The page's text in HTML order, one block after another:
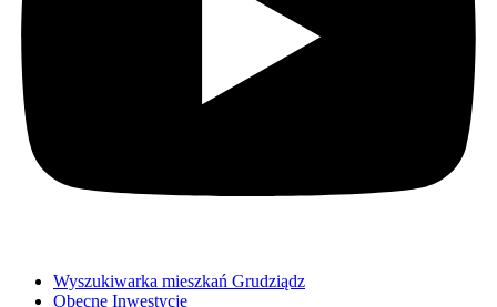
Wyszukiwarka mieszkań Grudziądz
Obecne Inwestycje